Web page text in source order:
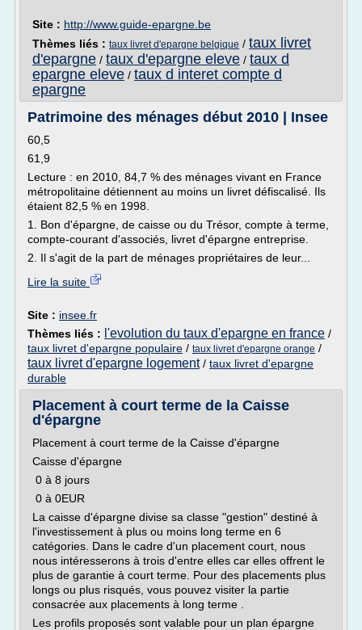
Site : http://www.guide-epargne.be
Thèmes liés : taux livret d'epargne belgique / taux livret
d'epargne / taux d'epargne eleve / taux d
epargne eleve / taux d interet compte d
epargne
Patrimoine des ménages début 2010 | Insee
60,5
61,9
Lecture : en 2010, 84,7 % des ménages vivant en France
métropolitaine détiennent au moins un livret défiscalisé. Ils
étaient 82,5 % en 1998.
1. Bon d'épargne, de caisse ou du Trésor, compte à terme,
compte-courant d'associés, livret d'épargne entreprise.
2. Il s'agit de la part de ménages propriétaires de leur...
Lire la suite
Site : insee.fr
Thèmes liés : l'evolution du taux d'epargne en france /
taux livret d'epargne populaire / taux livret d'epargne orange /
taux livret d'epargne logement/ taux livret d'epargne
durable
Placement à court terme de la Caisse
d'épargne
Placement à court terme de la Caisse d'épargne
Caisse d'épargne
0 à 8 jours
0 à 0EUR
La caisse d'épargne divise sa classe "gestion" destiné à
l'investissement à plus ou moins long terme en 6
catégories. Dans le cadre d'un placement court, nous
nous intéresserons à trois d'entre elles car elles offrent le
plus de garantie à court terme. Pour des placements plus
longs ou plus risqués, vous pouvez visiter la partie
consacrée aux placements à long terme .
Les profils proposés sont valable pour un plan épargne